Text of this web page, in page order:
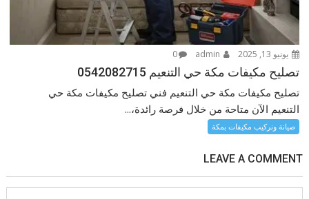
يونيو 13, 2025 0
تصليح مكيفات مكة حي التنعيم 0542082715
تصليح مكيفات مكة حي التنعيم فني تصليح مكيفات مكة حي
التنعيم الآن متاحة من خلال فرصة رائدة،...
صيانة ونركيب مكيفات بمكة
LEAVE A COMMENT